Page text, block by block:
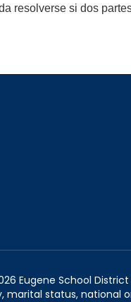
resolverse si dos
Eugene School District
status, national